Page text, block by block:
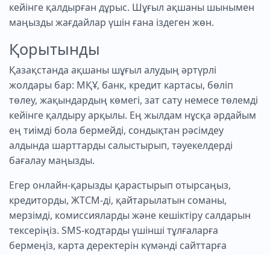
кейінге қалдырған дұрыс. Шұғыл ақшаны шынымен
маңызды жағдайлар үшін ғана іздеген жөн.
Қорытынды
Қазақстанда ақшаны шұғыл алудың әртүрлі
жолдары бар: МҚҰ, банк, кредит картасы, бөліп
төлеу, жақындардың көмегі, зат сату немесе төлемді
кейінге қалдыру арқылы. Ең жылдам нұсқа әрдайым
ең тиімді бола бермейді, сондықтан рәсімдеу
алдында шарттарды салыстырып, тәуекелдерді
бағалау маңызды.
Егер онлайн-қарызды қарастырып отырсаңыз,
кредиторды, ЖТСМ-ді, қайтарылатын соманы,
мерзімді, комиссияларды және кешіктіру салдарын
тексеріңіз. SMS-кодтарды үшінші тұлғаларға
бермеңіз, карта деректерін күмәнді сайттарға